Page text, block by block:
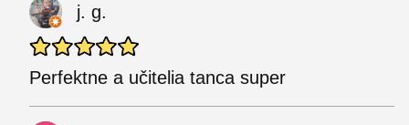
j. g.
Perfektne a učitelia tanca super